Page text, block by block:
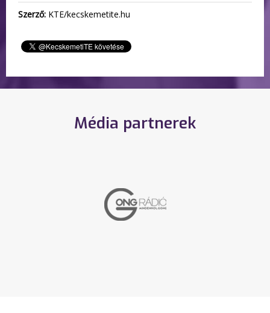
Szerző: KTE/kecskemetite.hu
Média partnerek